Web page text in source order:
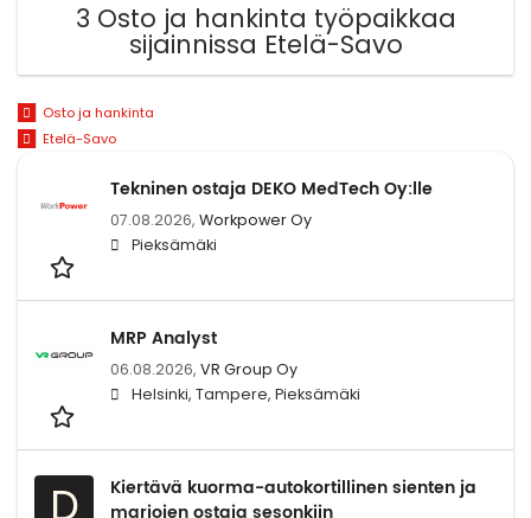
3 Osto ja hankinta työpaikkaa
sijainnissa Etelä-Savo
Osto ja hankinta
Etelä-Savo
Tekninen ostaja DEKO MedTech Oy:lle
07.08.2026, Workpower Oy
Pieksämäki
MRP Analyst
06.08.2026, VR Group Oy
Helsinki, Tampere, Pieksämäki
D
Kiertävä kuorma-autokortillinen sienten ja
marjojen ostaja sesonkiin